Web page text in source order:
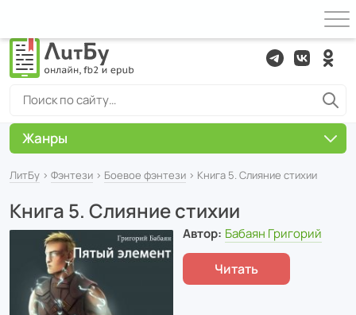
ЛитБу › Фэнтези › Боевое фэнтези › Книга 5. Слияние стихии
Книга 5. Слияние стихии
Автор: Бабаян Григорий
Читать
Жанры